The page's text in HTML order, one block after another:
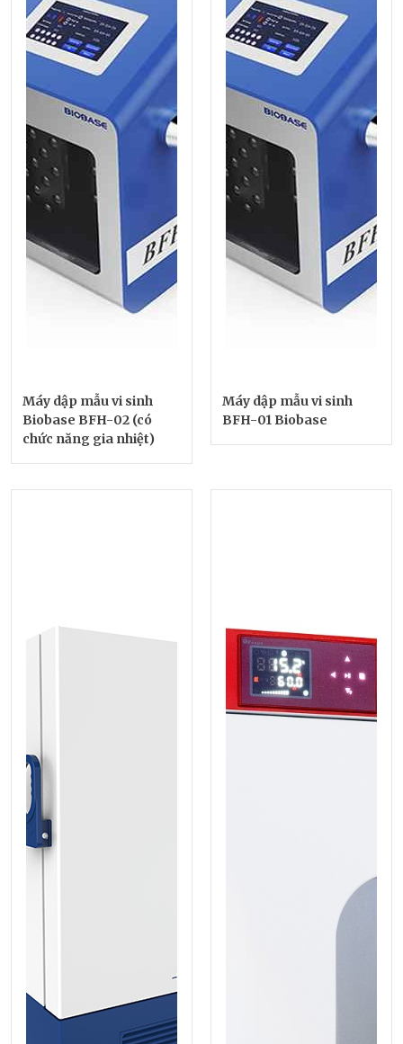
Máy dập mẫu vi sinh
Biobase BFH-02 (có
chức năng gia nhiệt)
Máy dập mẫu vi sinh
BFH-01 Biobase